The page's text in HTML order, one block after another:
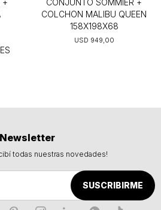
+
CONJUNTO SOMMIER +
COLCHON MALIBU QUEEN
158X198X68
USD 949,00
Newsletter
todas nuestras novedades!
SUSCRIBIRME